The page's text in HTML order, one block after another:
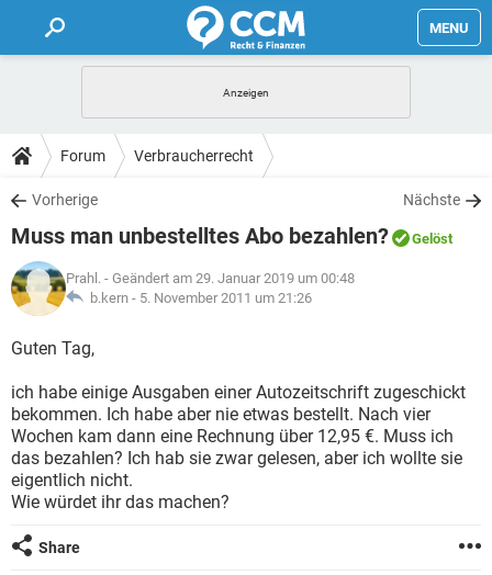
MENU
FORUM
TIPPS
Forum Verbraucherrecht
Vorherige Nächste
Muss man unbestelltes Abo bezahlen? Gelöst
Prahl. - Geändert am 29. Januar 2019 um 00:48
b.kern - 5. November 2011 um 21:26
Guten Tag,
ich habe einige Ausgaben einer Autozeitschrift zugeschickt
bekommen. Ich habe aber nie etwas bestellt. Nach vier
Wochen kam dann eine Rechnung über 12,95 €. Muss ich
das bezahlen? Ich hab sie zwar gelesen, aber ich wollte sie
eigentlich nicht.
Wie würdet ihr das machen?
Share